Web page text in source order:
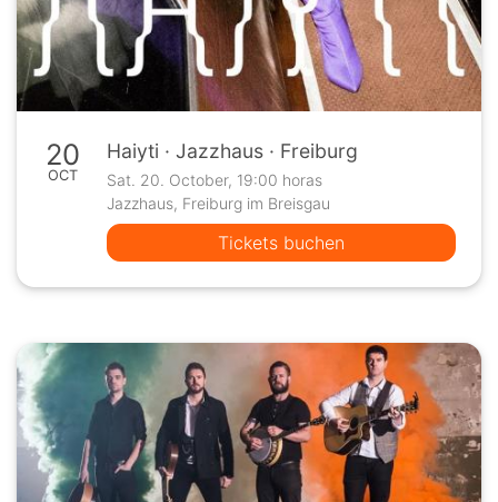
20
OCT
Haiyti · Jazzhaus · Freiburg
Sat. 20. October, 19:00 horas
Jazzhaus, Freiburg im Breisgau
Tickets buchen